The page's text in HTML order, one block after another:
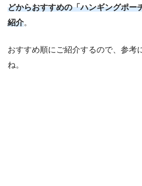
どからおすすめの「ハンギングポー
紹介。
おすすめ順にご紹介するので、参考
ね。